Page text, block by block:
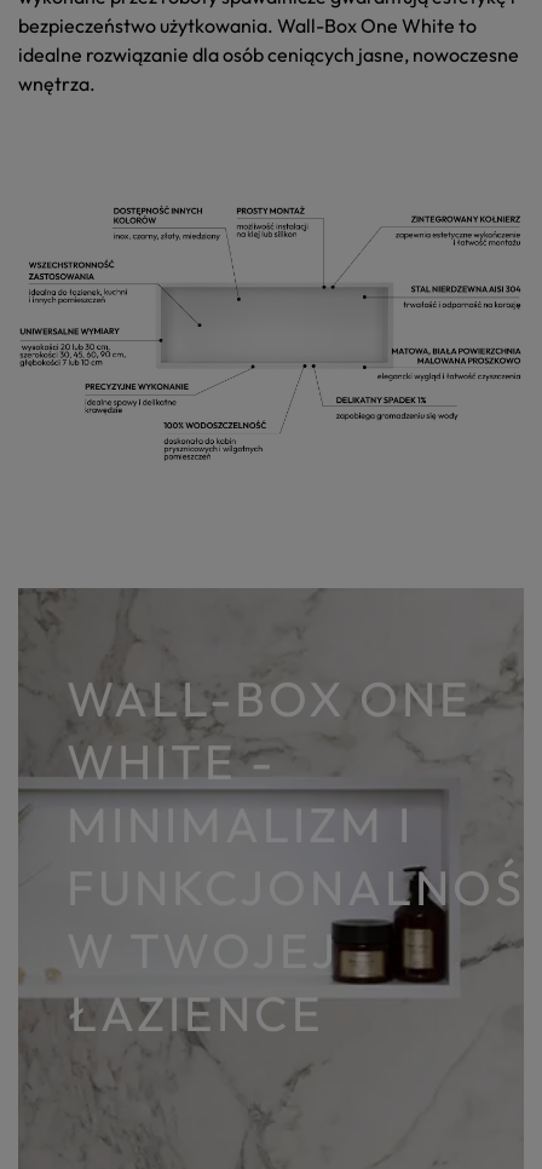
bezpieczeństwo użytkowania. Wall-Box One White to
idealne rozwiązanie dla osób ceniących jasne, nowoczesne
wnętrza.
WALL-BOX ONE
WHITE -
MINIMALIZM I
W TWOJEJ
ŁAZIENCE